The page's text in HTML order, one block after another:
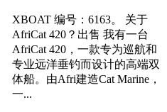
XBOAT 编号：6163。 关于
AfriCat 420？出售 我有一台
AfriCat 420，一款专为巡航和
专业远洋垂钓而设计的高端双
体船。由Afri建造Cat Marine，
一...